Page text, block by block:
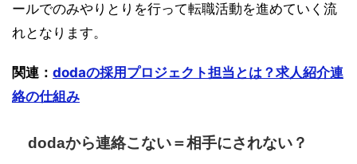
ールでのみやりとりを行って転職活動を進めていく流
れとなります。
関連： dodaの採用プロジェクト担当とは？求人紹介連
絡の仕組み
dodaから連絡こない＝相手にされない？